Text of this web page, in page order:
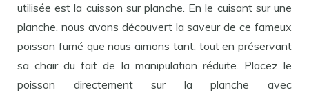
utilisée est la cuisson sur planche. En le cuisant sur une
planche, nous avons découvert la saveur de ce fameux
poisson fumé que nous aimons tant, tout en préservant
sa chair du fait de la manipulation réduite. Placez le
poisson directement sur la planche avec